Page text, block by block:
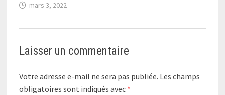
mars 3, 2022
Laisser un commentaire
Votre adresse e-mail ne sera pas publiée. Les champs
obligatoires sont indiqués avec *